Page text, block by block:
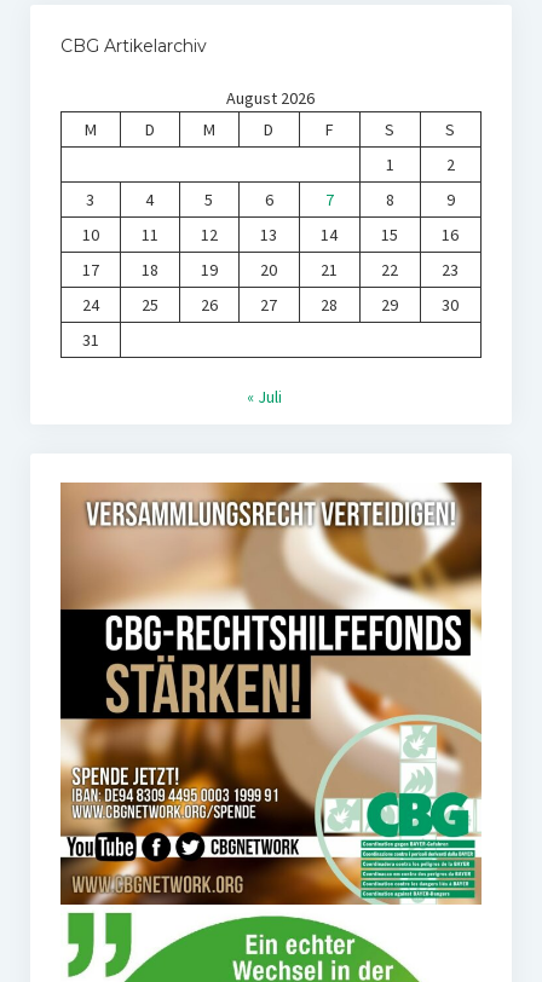
CBG Artikelarchiv
August 2026
M
D M D F S
S
1
2
3
4 5 6 7 8
9
10
11 12 13 14 15
16
17
18 19 20 21 22
23
24
25 26 27 28 29
30
31
« Juli